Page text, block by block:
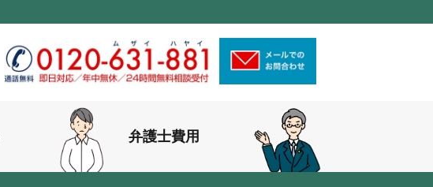
弁護士費用